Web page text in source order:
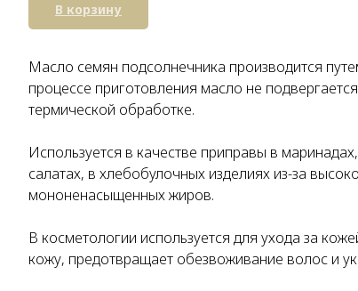
В корзину
Масло семян подсолнечника производится
процессе приготовления масло не
термической обработке.
Используется в качестве приправы в
салатах, в хлебобулочных изделиях из-за
мононенасыщенных жиров.
В косметологии используется для ухода за
кожу, предотвращает обезвоживание волос и